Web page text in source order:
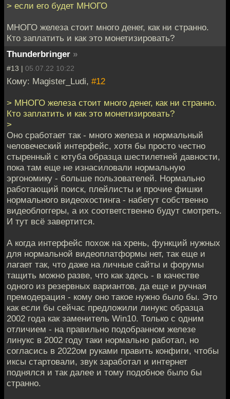
> если его будет МНОГО
МНОГО железа стоит много денег, как ни странно.
Кто заплатить и как это монетизировать?
Thunderbringer »
#13 | 05.07.22 10:22
Кому: Magister_Ludi, #12
> МНОГО железа стоит много денег, как ни странно.
Кто заплатить и как это монетизировать?
>
Оно сработает так - много железа и нормальный
человеческий интерфейс, хотя бы просто честно
стыренный с ютуба образца шестилетней давности,
пока там еще не изнасиловали нормальную
эргономику - больше пользователей. Нормально
работающий поиск, плейлисты и прочие фишки
нормального видеохостинга - набегут собственно
видеоблоггеры, а их соответственно будут смотреть.
И тут всё завертится.
А когда интерфейс похож на хрень, функций нужных
для нормальной видеоплатформы нет, так еще и
лагает так, что даже на личные сайты и форумы
тащить можно разве, что как здесь - в качестве
одного из резервных вариантов, да еще и ручная
премодерация - кому оно такое нужно было бы. Это
как если бы сейчас предложили линукс образца
2002 года как заменитель Win10. Только с одним
отличием - на правильно подобранном железе
линукс в 2002 году таки нормально работал, но
согласись в 2022ом руками править конфиги, чтобы
иксы стартовали, звук заработал и интернет
поднялся и так далее и тому подобное было бы
странно.